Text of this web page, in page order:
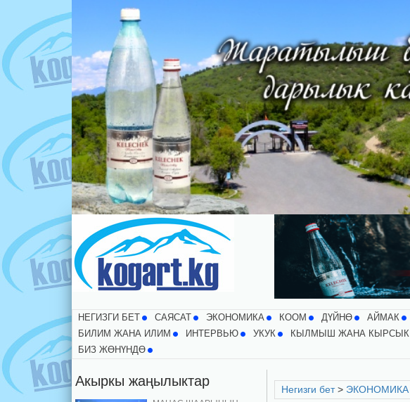
НЕГИЗГИ БЕТ CАЯСАТ ЭКОНОМИКА КООМ ДҮЙНӨ АЙМАК
БИЛИМ ЖАНА ИЛИМ
ИНТЕРВЬЮ УКУК КЫЛМЫШ ЖАНА КЫРСЫК
БИЗ ЖӨНҮНДӨ
Акыркы жаңылыктар
Негизги бет> ЭКОНОМИКА